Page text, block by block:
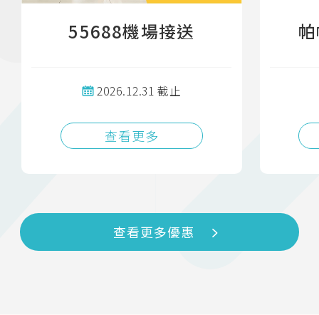
查看更多優惠
55688機場接送
2026.12.31 截止
查看更多